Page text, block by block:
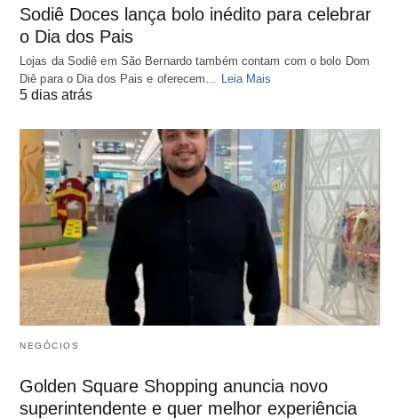
Sodiê Doces lança bolo inédito para celebrar
o Dia dos Pais
Lojas da Sodiê em São Bernardo também contam com o bolo Dom
Diê para o Dia dos Pais e oferecem… Leia Mais
5 dias atrás
NEGÓCIOS
Golden Square Shopping anuncia novo
superintendente e quer melhor experiência